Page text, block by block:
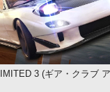
3 (ギア・クラブ